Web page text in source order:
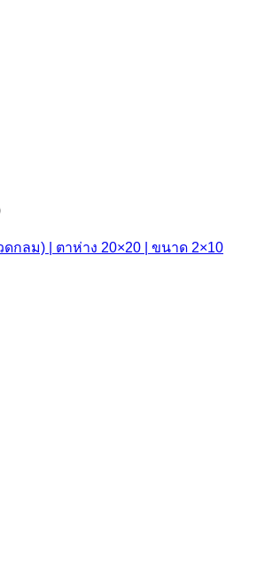
ดกลม) | ตาห่าง 20×20 | ขนาด 2×10